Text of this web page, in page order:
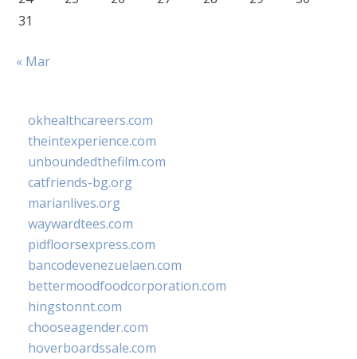
31
« Mar
okhealthcareers.com
theintexperience.com
unboundedthefilm.com
catfriends-bg.org
marianlives.org
waywardtees.com
pidfloorsexpress.com
bancodevenezuelaen.com
bettermoodfoodcorporation.com
hingstonnt.com
chooseagender.com
hoverboardssale.com